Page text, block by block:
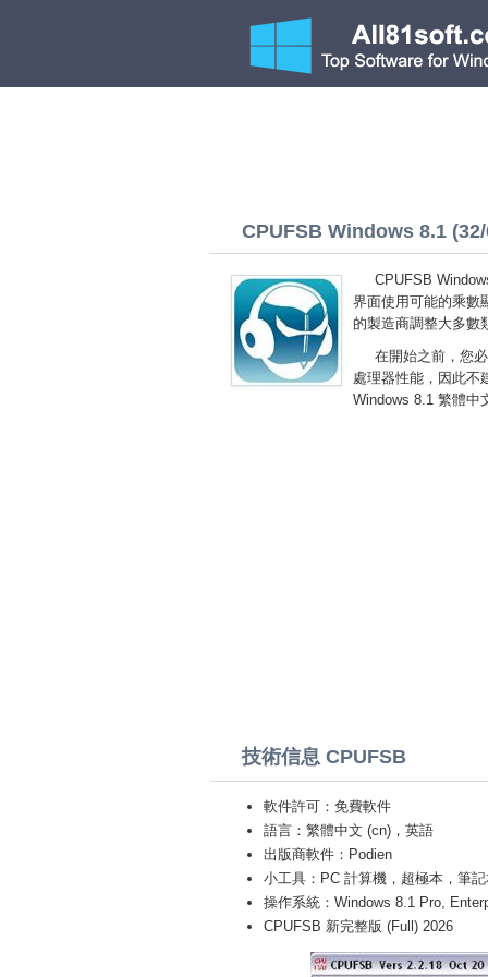
CPUFSB Windows 8.1
CPUFSB
界面使用可能的乘數
的製造商調整大多數
在開始之前，您
處理器性能，因此不
Windows 8.1 繁體中
技術信息 CPUFSB
軟件許可：免費軟件
語言：繁體中文 (cn)，英語
出版商軟件：Podien
小工具：PC 計算機，超極本，筆
操作系統：Windows 8.1 Pro,
CPUFSB 新完整版 (Full) 2026